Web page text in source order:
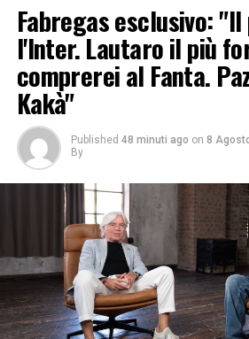
Fabregas esclusivo:
l'Inter. Lautaro il più
comprerei al Fanta.
Kakà"
Published 48 minuti ago on 8
By